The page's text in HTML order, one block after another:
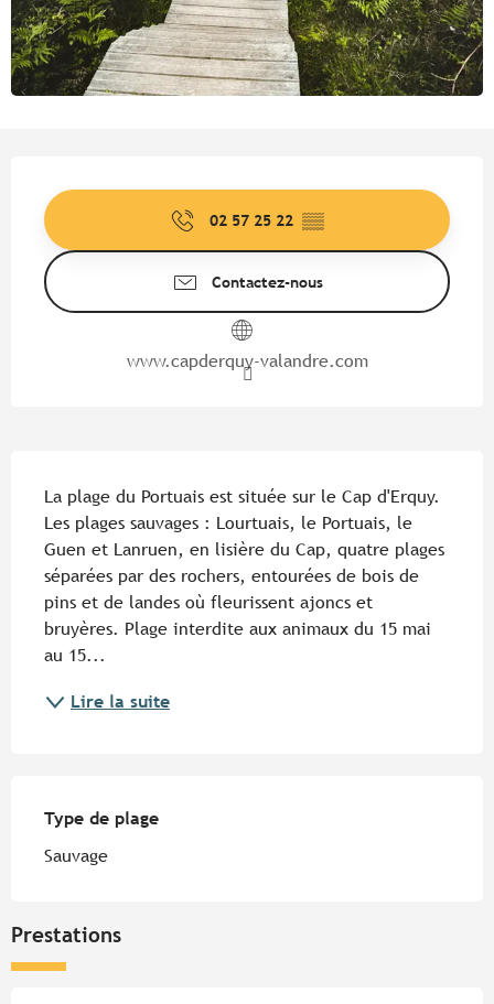
02 57 25 22 ▒▒
Contactez-nous
www.capderquy-valandre.com
La plage du Portuais est située sur le Cap d'Erquy.
Les plages sauvages : Lourtuais, le Portuais, le
Guen et Lanruen, en lisière du Cap, quatre plages
séparées par des rochers, entourées de bois de
pins et de landes où fleurissent ajoncs et
bruyères. Plage interdite aux animaux du 15 mai
au 15...
Lire la suite
Type de plage
Type de plage
Sauvage
Prestations